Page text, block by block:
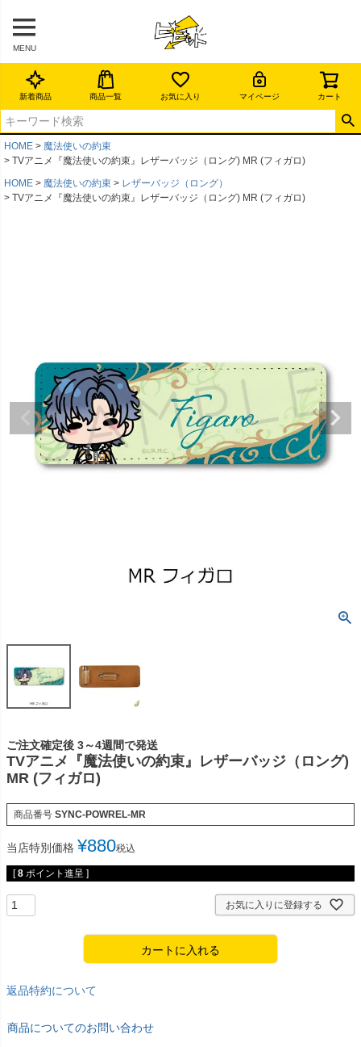
MENU
新着商品 商品一覧 お気に入り マイページ カート
HOME
魔法使いの約束
TVアニメ『魔法使いの約束』レザーバッジ（ロング) MR (フィガロ)
HOME
魔法使いの約束
レザーバッジ（ロング）
TVアニメ『魔法使いの約束』レザーバッジ（ロング) MR (フィガロ)
ご注文確定後 3～4週間で発送
TVアニメ『魔法使いの約束』レザーバッジ（ロング)
MR (フィガロ)
商品番号 SYNC-POWREL-MR
当店特別価格 ¥880税込
[ 8 ポイント進呈 ]
お気に入りに登録する
カートに入れる
返品特約について
商品についてのお問い合わせ